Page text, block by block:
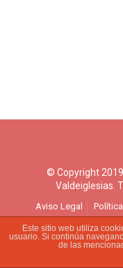
© Copyright
Valdeiglesias.
Aviso Legal
Este sitio web utiliza
usuario. Si continúa
de las